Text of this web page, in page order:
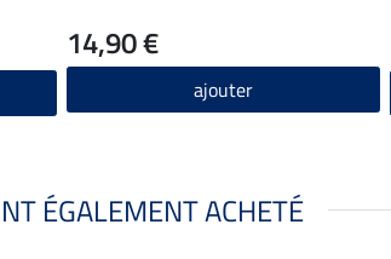
14,90 €
ajouter
ÉGALEMENT ACHETÉ